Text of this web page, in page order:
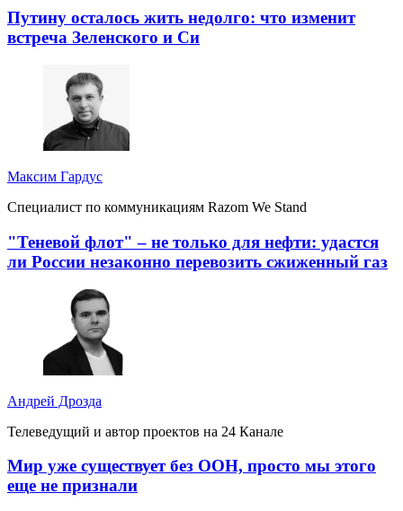
Путину осталось жить недолго: что изменит
встреча Зеленского и Си
Максим Гардус
Специалист по коммуникациям Razom We Stand
"Теневой флот" – не только для нефти: удастся
ли России незаконно перевозить сжиженный газ
Андрей Дрозда
Телеведущий и автор проектов на 24 Канале
Мир уже существует без ООН, просто мы этого
еще не признали